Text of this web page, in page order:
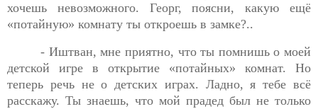
хочешь невозможного. Георг, поясни, какую ещё
«потайную» комнату ты откроешь в замке?..
- Иштван, мне приятно, что ты помнишь о моей
детской игре в открытие «потайных» комнат. Но
теперь речь не о детских играх. Ладно, я тебе всё
расскажу. Ты знаешь, что мой прадед был не только